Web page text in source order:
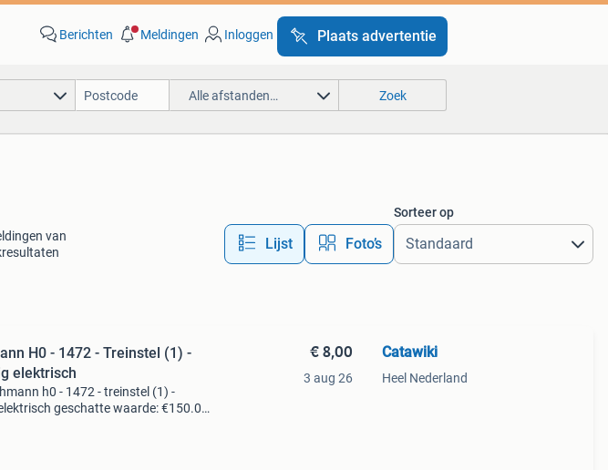
Berichten Meldingen Inloggen Plaats advertentie
Alle afstanden… Zoek
van
Lijst Foto’s
Sorteer op
H0 - 1472 - Treinstel (1) -
elektrisch
h0 - 1472 - treinstel (1) -
geschatte waarde: €150.0
€ 8,00
3 aug 26
Catawiki
Heel Nederland